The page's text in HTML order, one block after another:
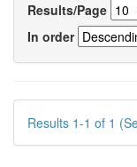
Results/Page
In order
Results 1-1 of 1